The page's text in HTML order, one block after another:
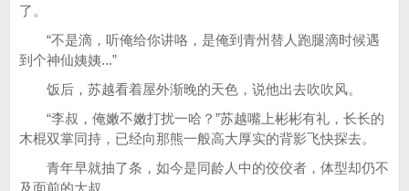
了。
“不是滴，听俺给你讲咯，是俺到青州替人跑腿滴时候遇
到个神仙姨姨...”
饭后，苏越看着屋外渐晚的天色，说他出去吹吹风。
“李叔，俺嫩不嫩打扰一哈？”苏越嘴上彬彬有礼，长长的
木棍双掌同持，已经向那熊一般高大厚实的背影飞快探去。
青年早就抽了条，如今是同龄人中的佼佼者，体型却仍不
及面前的大叔。